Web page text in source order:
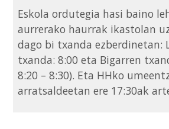
Eskola ordutegia hasi baino
aurrerako haurrak ikastolan
dago bi txanda ezberdinetan:
txanda: 8:00 eta Bigarren
8:20 – 8:30). Eta HHko
arratsaldeetan ere 17:30ak